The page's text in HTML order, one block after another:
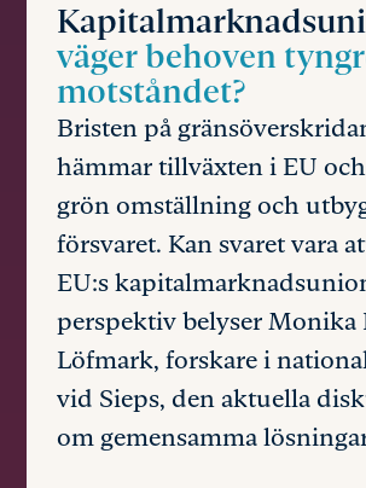
väger behoven
motståndet?
Bristen på
hämmar tillväxten i EU
grön omställning och
försvaret. Kan svaret vara
EU:s
perspektiv belyser Monika
Löfmark, forskare i
vid Sieps, den aktuella
om gemensamma